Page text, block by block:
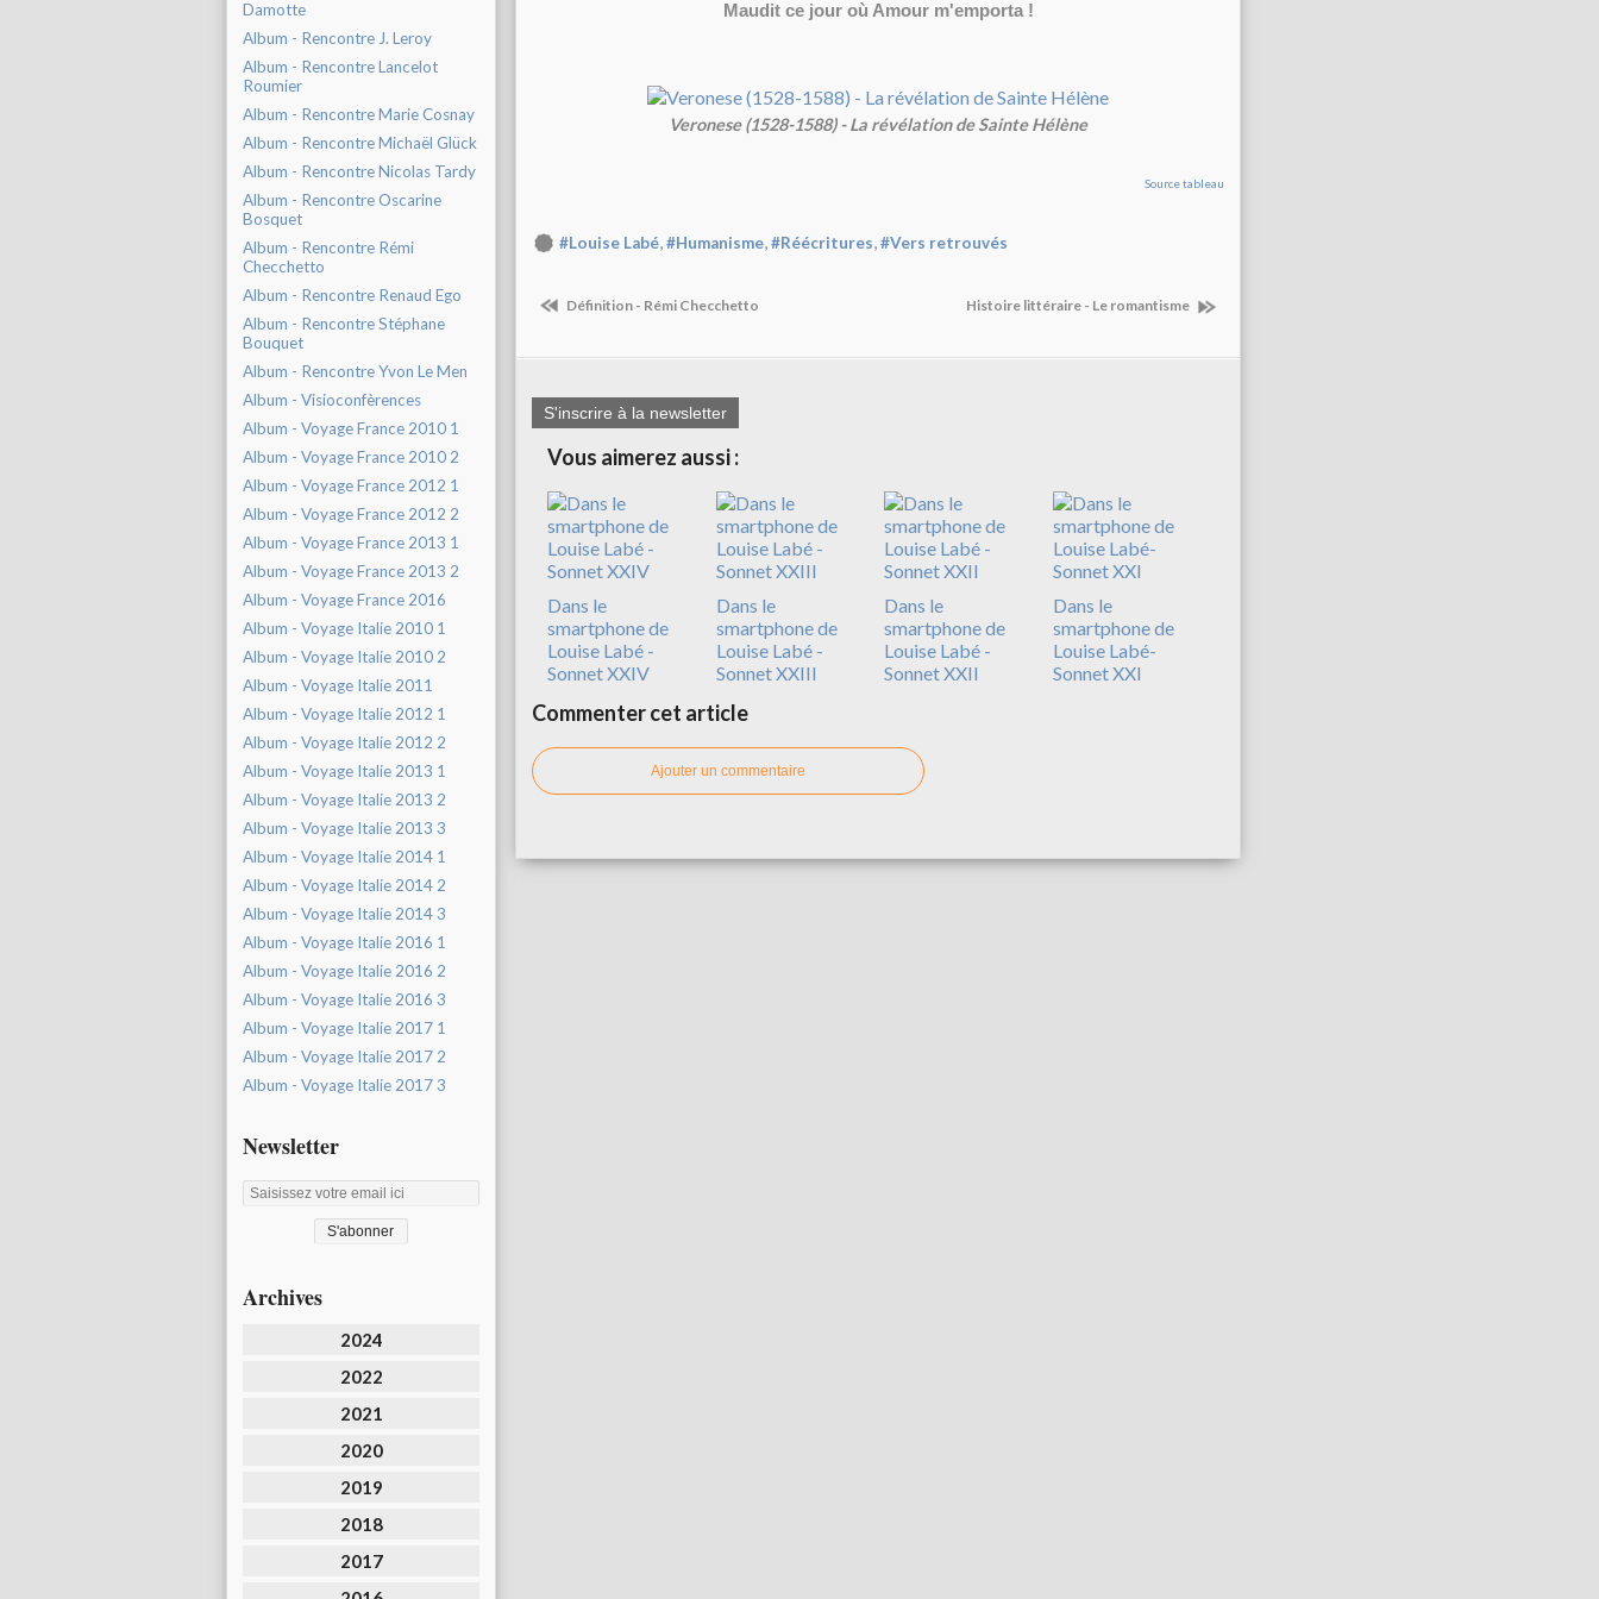
Damotte
Album - Rencontre J. Leroy
Album - Rencontre Lancelot
Roumier
Album - Rencontre Marie Cosnay
Album - Rencontre Michaël Glück
Album - Rencontre Nicolas Tardy
Album - Rencontre Oscarine
Bosquet
Album - Rencontre Rémi
Checchetto
Album - Rencontre Renaud Ego
Album - Rencontre Stéphane
Bouquet
Album - Rencontre Yvon Le Men
Album - Visioconfèrences
Album - Voyage France 2010 1
Album - Voyage France 2010 2
Album - Voyage France 2012 1
Album - Voyage France 2012 2
Album - Voyage France 2013 1
Album - Voyage France 2013 2
Album - Voyage France 2016
Album - Voyage Italie 2010 1
Album - Voyage Italie 2010 2
Album - Voyage Italie 2011
Album - Voyage Italie 2012 1
Album - Voyage Italie 2012 2
Album - Voyage Italie 2013 1
Album - Voyage Italie 2013 2
Album - Voyage Italie 2013 3
Album - Voyage Italie 2014 1
Album - Voyage Italie 2014 2
Album - Voyage Italie 2014 3
Album - Voyage Italie 2016 1
Album - Voyage Italie 2016 2
Album - Voyage Italie 2016 3
Album - Voyage Italie 2017 1
Album - Voyage Italie 2017 2
Album - Voyage Italie 2017 3
Newsletter
Archives
2024
2022
2021
2020
2019
2018
2017
Maudit ce jour où Amour m'emporta !
Veronese (1528-1588) - La révélation de Sainte Hélène
Source tableau
#Louise Labé,#Humanisme,#Réécritures,#Vers retrouvés
Définition - Rémi Checchetto Histoire littéraire - Le romantisme
S'inscrire à la newsletter
Vous aimerez aussi :
Dans le
smartphone de
Louise Labé -
Sonnet XXIV
Dans le
smartphone de
Louise Labé -
Sonnet XXIII
Dans le
smartphone de
Louise Labé -
Sonnet XXII
Dans le
smartphone de
Louise Labé-
Sonnet XXI
Commenter cet article
Ajouter un commentaire